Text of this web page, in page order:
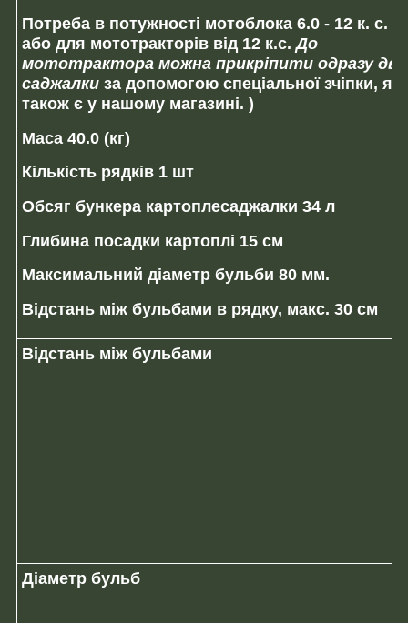
Потреба в потужності мотоблока 6.0 - 12 к. с.
або для мототракторів від 12 к.с.До
мототрактора можна прикріпити одразу дві
саджалки за допомогою спеціальної зчіпки,
також є у нашому магазині. )
Маса 40.0 (кг)
Кількість рядків 1 шт
Обсяг бункера картоплесаджалки 34 л
Глибина посадки картоплі 15 см
Максимальний діаметр бульби 80 мм.
Відстань між бульбами в рядку, макс. 30 см
Відстань між бульбами
Діаметр бульб